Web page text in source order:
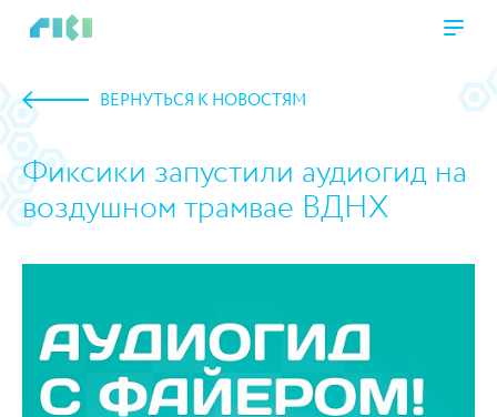
ВЕРНУТЬСЯ К НОВОСТЯМ
Фиксики запустили аудиогид на
воздушном трамвае ВДНХ
https://www.high-endrolex.com/45